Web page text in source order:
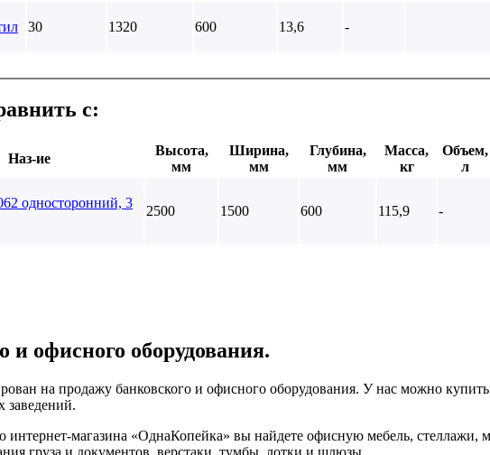
30 1320 600 13,6 -
с:
Наз-ие
Высота,
мм
Ширина,
мм
Глубина,
мм
Масса,
кг
Объем,
л
односторонний, 3
2500 1500 600 115,9 -
и офисного оборудования.
на продажу банковского и офисного оборудования. У нас можно
заведений.
интернет-магазина «ОднаКопейка» вы найдете офисную мебель,
груза и документов, верстаки, тумбы, лотки и шлюзы.